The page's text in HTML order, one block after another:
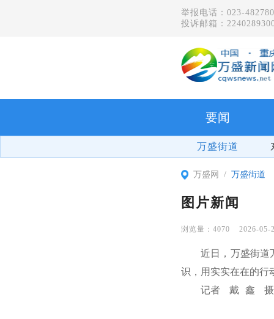
举报电话：023-
投诉邮箱：
要闻
万盛街道
万盛网 万盛街道
图片新闻
4070 2026-05-
近日，万盛街道
识，用实实在在的行
记者 戴 鑫 摄